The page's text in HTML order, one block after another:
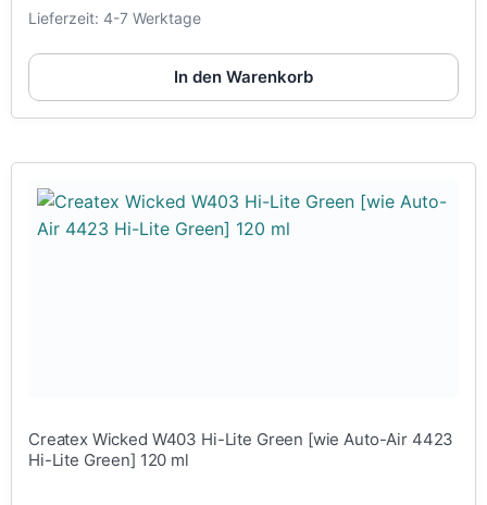
Lieferzeit: 4-7 Werktage
In den Warenkorb
Createx Wicked W403 Hi-Lite Green [wie Auto-Air 4423
Hi-Lite Green] 120 ml